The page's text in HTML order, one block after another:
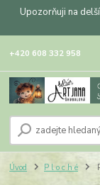
Upozorňuji na
+420 608 332 958
Úvod P l o c h é